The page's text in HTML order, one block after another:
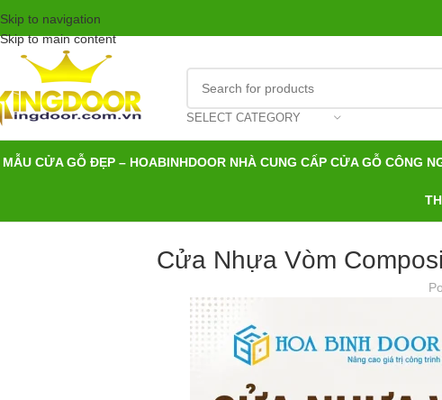
Skip to navigation
Skip to main content
SELECT CATEGORY
MẪU CỬA GỖ ĐẸP – HOABINHDOOR NHÀ CUNG CẤP CỬA GỖ CÔNG
Cửa Nhựa Vòm